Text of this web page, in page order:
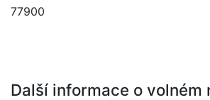
77900
Další informace o volném